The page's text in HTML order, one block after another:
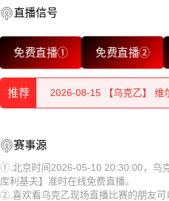
直播信号
免费直播① 免费直播②
推荐
2026-08-15 【乌克乙】 维
2026-08-15 【乌克乙】 维
2026-08-15 【乌克乙】 维
2026-08-15 【乌克乙】 维
2026-08-15 【乌克乙】 维
2026-08-15 【乌克乙】 维
赛事源
①.北京时间2026-05-10 20:30:00，乌
库利基夫】准时在线免费直播。
②.喜欢看乌克乙现场直播比赛的朋友可